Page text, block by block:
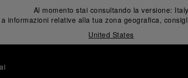
Al momento stai consultando la versione: Italy
informazioni relative alla tua zona geografica,
United States